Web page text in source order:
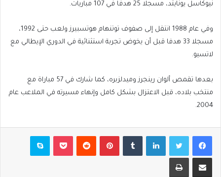
نيوكاسل يونايتد، مسجلا 25 هدفا في 107 مباريات.
وفي عام 1988 انتقل إلى صفوف توتنهام هوتسبيرز ولعب حتى 1992،
مسجلا 33 هدفا قبل أن يخوض تجربة استثنائية في الدوري الإيطالي مع
لاتسيو.
بعدها تقمص ألوان رينجرز وميدلزبره، كما شارك في 57 مباراة مع
منتخب بلاده، قبل الاعتزال بشكل كامل وإنهاء مسيرته في الملاعب عام
2004.
فيسبوكتويتر لينكدإن بينتيريست بوكيت سكايب
مشاركة عبر البريد طباعة